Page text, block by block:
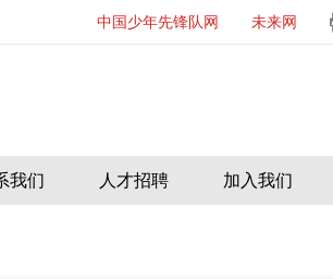
中国少年先锋队网 未来网
我们 人才招聘 加入我们